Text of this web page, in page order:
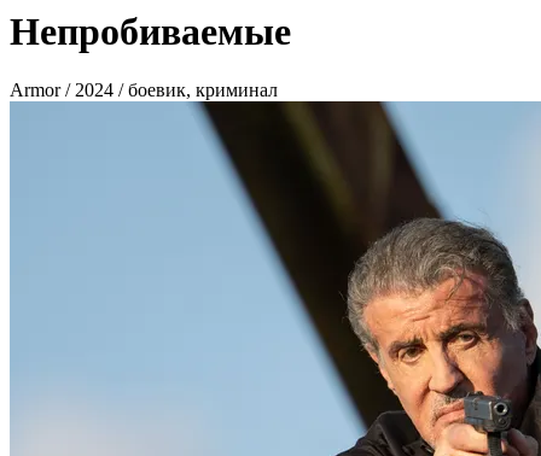
Непробиваемые
Armor / 2024 / боевик, криминал